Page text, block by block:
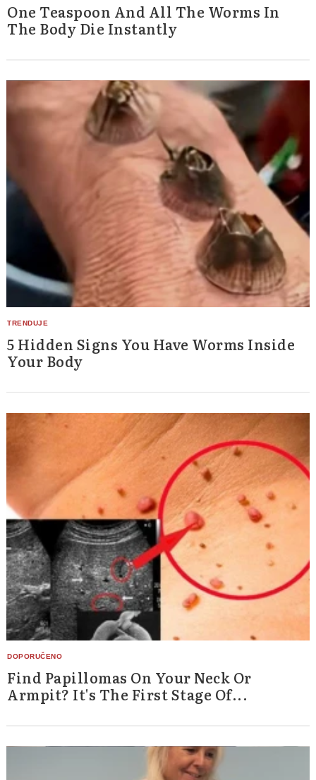
One Teaspoon And All The Worms In
The Body Die Instantly
5 Hidden Signs You Have Worms Inside
Your Body
Find Papillomas On Your Neck Or
Armpit? It's The First Stage Of...